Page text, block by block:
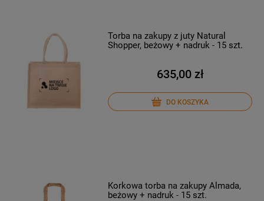
Torba na zakupy z juty Natural
Shopper, beżowy + nadruk - 15 szt.
635,00 zł
DO KOSZYKA
Korkowa torba na zakupy Almada,
beżowy + nadruk - 15 szt.